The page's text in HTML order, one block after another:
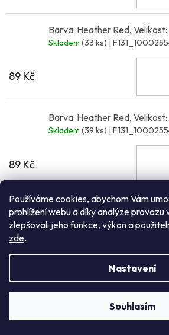
Používáme cookies, abychom Vám
prohlížení webu a díky analýze provozu
zlepšovali jeho funkce, výkon a
zde.
Nastavení
Souhlasím
Barva: Heather Red, Velikost:
Skladem (33 ks) |
89 Kč
Barva: Heather Red, Velikost:
Skladem (39 ks) |
89 Kč
Barva: Heather Red, Velikost:
Skladem(71 ks)|
89 Kč
Barva: Heather Red, Velikost:
|
NEZÁVAZNÁ POPTÁVKA